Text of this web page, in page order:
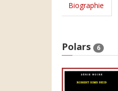
Biographie
Polars 6